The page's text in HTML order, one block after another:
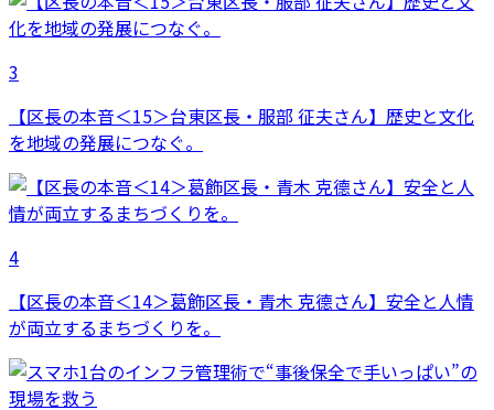
3
【区長の本音＜15＞台東区長・服部 征夫さん】歴史と文化
を地域の発展につなぐ。
4
【区長の本音＜14＞葛飾区長・青木 克德さん】安全と人情
が両立するまちづくりを。